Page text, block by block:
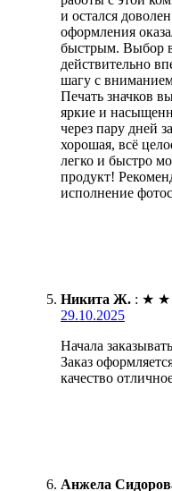
и остался
оформления
быстрым. Выбор
действительно
шагу с
Печать значков
яркие и
через пару дней
хорошая, всё
легко и быстро
продукт!
исполнение
Никита Ж. : ★ ★
29.10.2025
Начала
Заказ
качество
Анжела